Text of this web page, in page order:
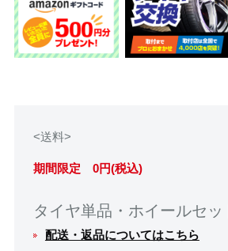
<送料>
期間限定 0円(税込)
タイヤ単品・ホイールセ
配送・返品についてはこちら